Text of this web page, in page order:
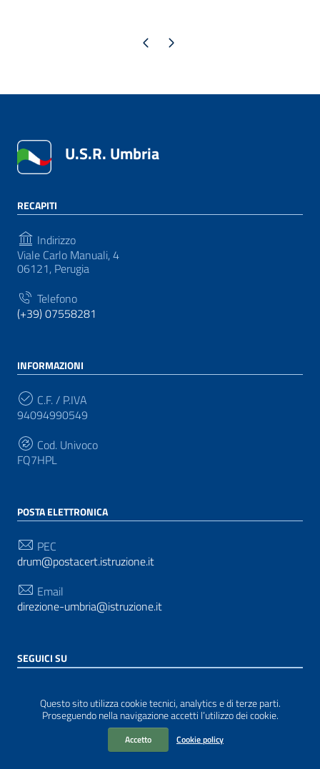
Questo sito utilizza cookie tecnici, analytics e di terze parti.
Proseguendo nella navigazione accetti l’utilizzo dei cookie.
Accetto Cookie policy
Pagina precedente
Pagina successiva
U.S.R. Umbria
RECAPITI
Indirizzo
Viale Carlo Manuali, 4
06121, Perugia
Telefono
(+39) 07558281
INFORMAZIONI
C.F. / P.IVA
94094990549
Cod. Univoco
FQ7HPL
POSTA ELETTRONICA
PEC
drum@postacert.istruzione.it
Email
direzione-umbria@istruzione.it
SEGUICI SU
WordPress
|Tema grafico ItaliaWP2
| Basato sul
Prototipo per siti PA di AgID